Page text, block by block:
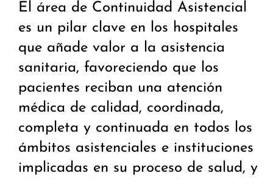
El área de Continuidad Asistencial
es un pilar clave en los hospitales
que añade valor a la asistencia
sanitaria, favoreciendo que los
pacientes reciban una atención
médica de calidad, coordinada,
completa y continuada en todos los
ámbitos asistenciales e instituciones
implicadas en su proceso de salud, y